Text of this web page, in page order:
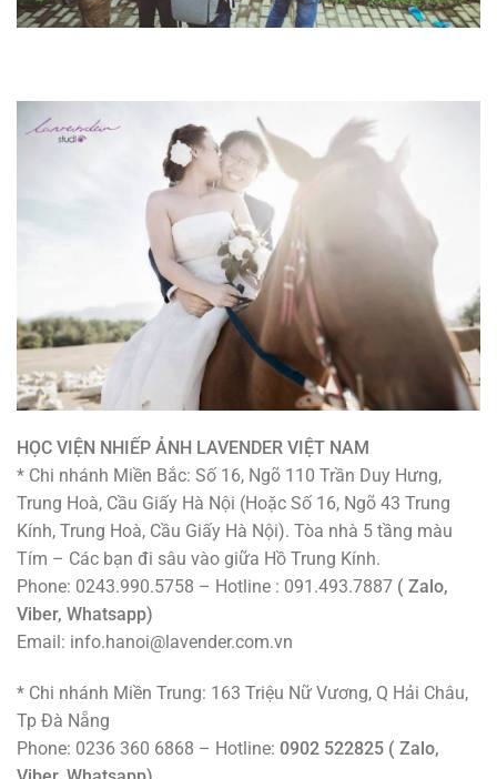
HỌC VIỆN NHIẾP ẢNH LAVENDER VIỆT NAM
* Chi nhánh Miền Bắc: Số 16, Ngõ 110 Trần Duy Hưng,
Trung Hoà, Cầu Giấy Hà Nội (Hoặc Số 16, Ngõ 43 Trung
Kính, Trung Hoà, Cầu Giấy Hà Nội). Tòa nhà 5 tầng màu
Tím – Các bạn đi sâu vào giữa Hồ Trung Kính.
Phone: 0243.990.5758 – Hotline : 091.493.7887 ( Zalo,
Viber, Whatsapp)
Email: info.hanoi@lavender.com.vn
* Chi nhánh Miền Trung: 163 Triệu Nữ Vương, Q Hải Châu,
Tp Đà Nẵng
Phone: 0236 360 6868 – Hotline: 0902 522825 ( Zalo,